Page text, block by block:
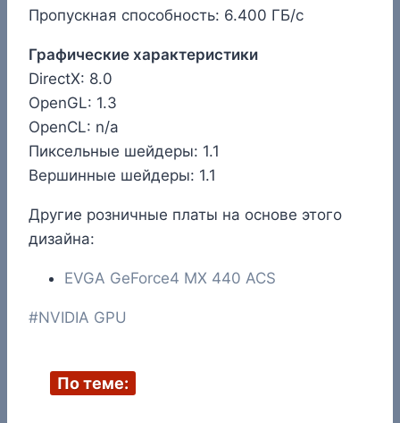
Пропускная способность: 6.400 ГБ/с
Графические характеристики
DirectX: 8.0
OpenGL: 1.3
OpenCL: n/a
Пиксельные шейдеры: 1.1
Вершинные шейдеры: 1.1
Другие розничные платы на основе этого
дизайна:
EVGA GeForce4 MX 440 ACS
Метки
#NVIDIA GPU
По теме: